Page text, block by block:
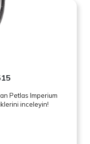
Petlas Imperium
inceleyin!